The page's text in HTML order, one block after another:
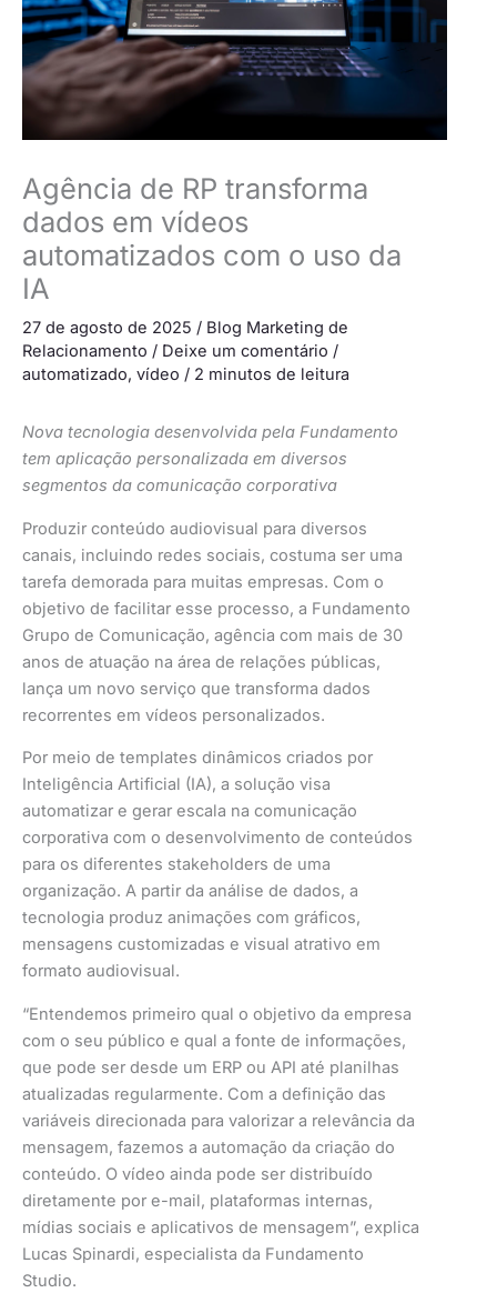
Agência de RP transforma
dados em vídeos
automatizados com o uso da
IA
27 de agosto de 2025 / Blog Marketing de
Relacionamento / Deixe um comentário /
automatizado, vídeo / 2 minutos de leitura
Nova tecnologia desenvolvida pela Fundamento
tem aplicação personalizada em diversos
segmentos da comunicação corporativa
Produzir conteúdo audiovisual para diversos
canais, incluindo redes sociais, costuma ser uma
tarefa demorada para muitas empresas. Com o
objetivo de facilitar esse processo, a Fundamento
Grupo de Comunicação, agência com mais de 30
anos de atuação na área de relações públicas,
lança um novo serviço que transforma dados
recorrentes em vídeos personalizados.
Por meio de templates dinâmicos criados por
Inteligência Artificial (IA), a solução visa
automatizar e gerar escala na comunicação
corporativa com o desenvolvimento de conteúdos
para os diferentes stakeholders de uma
organização. A partir da análise de dados, a
tecnologia produz animações com gráficos,
mensagens customizadas e visual atrativo em
formato audiovisual.
“Entendemos primeiro qual o objetivo da empresa
com o seu público e qual a fonte de informações,
que pode ser desde um ERP ou API até planilhas
atualizadas regularmente. Com a definição das
variáveis direcionada para valorizar a relevância da
mensagem, fazemos a automação da criação do
conteúdo. O vídeo ainda pode ser distribuído
diretamente por e-mail, plataformas internas,
mídias sociais e aplicativos de mensagem”, explica
Lucas Spinardi, especialista da Fundamento
Studio.